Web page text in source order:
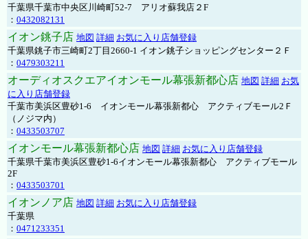
千葉県千葉市中央区川崎町52-7 アリオ蘇我店２F
： 0432082131
イオン銚子店 地図 詳細 お気に入り店舗登録
千葉県銚子市三崎町2丁目2660-1 イオン銚子ショッピングセンター２Ｆ
： 0479303211
オーディオスクエアイオンモール幕張新都心店 地図 詳細 お気
に入り店舗登録
千葉市美浜区豊砂1-6 イオンモール幕張新都心 アクティブモール2Ｆ
（ノジマ内）
： 0433503707
イオンモール幕張新都心店 地図 詳細 お気に入り店舗登録
千葉県千葉市美浜区豊砂1-6イオンモール幕張新都心 アクティブモール
2F
： 0433503701
イオンノア店 地図 詳細 お気に入り店舗登録
千葉県
： 0471233351